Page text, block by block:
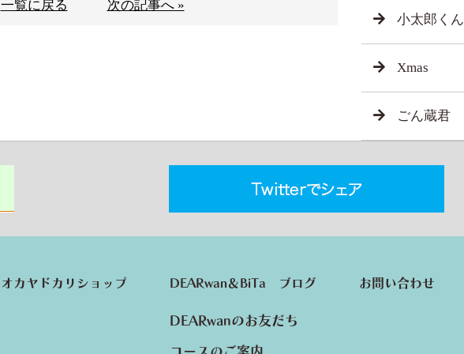
一覧に戻る
次の記事へ »
小太郎くん
Xmas
ごん蔵君
オカヤドカリショップ DEARwan＆BiTa ブログ
DEARwanのお友だち
お問い合わせ